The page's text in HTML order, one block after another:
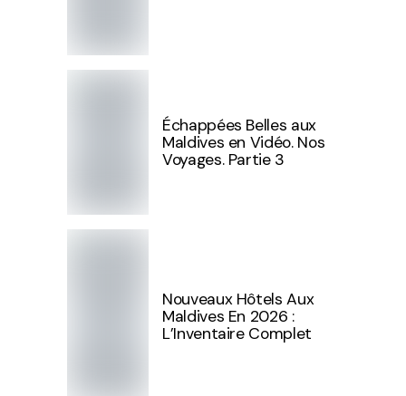
Échappées Belles aux
Maldives en Vidéo. Nos
Voyages. Partie 3
Nouveaux Hôtels Aux
Maldives En 2026 :
L’Inventaire Complet